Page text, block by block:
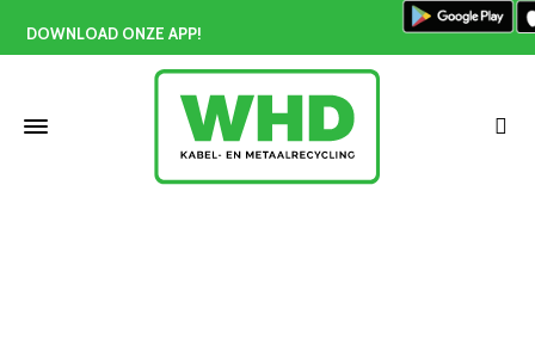
DOWNLOAD ONZE APP!